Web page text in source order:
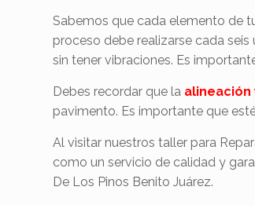
Sabemos que cada elemento de
proceso debe realizarse cada
sin tener vibraciones. Es
Debes recordar que la alineación
pavimento. Es importante que
Al visitar nuestros taller para
como un servicio de calidad y
De Los Pinos Benito Juárez.